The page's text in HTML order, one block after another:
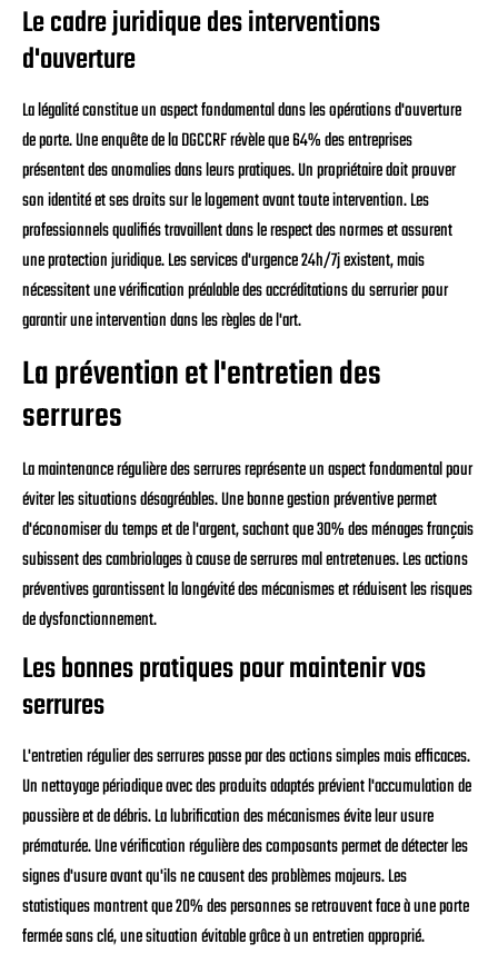
Le cadre juridique des interventions
d'ouverture
La légalité constitue un aspect fondamental dans les opérations d'ouverture
de porte. Une enquête de la DGCCRF révèle que 64% des entreprises
présentent des anomalies dans leurs pratiques. Un propriétaire doit prouver
son identité et ses droits sur le logement avant toute intervention. Les
professionnels qualifiés travaillent dans le respect des normes et assurent
une protection juridique. Les services d'urgence 24h/7j existent, mais
nécessitent une vérification préalable des accréditations du serrurier pour
garantir une intervention dans les règles de l'art.
La prévention et l'entretien des
serrures
La maintenance régulière des serrures représente un aspect fondamental pour
éviter les situations désagréables. Une bonne gestion préventive permet
d'économiser du temps et de l'argent, sachant que 30% des ménages français
subissent des cambriolages à cause de serrures mal entretenues. Les actions
préventives garantissent la longévité des mécanismes et réduisent les risques
de dysfonctionnement.
Les bonnes pratiques pour maintenir vos
serrures
L'entretien régulier des serrures passe par des actions simples mais efficaces.
Un nettoyage périodique avec des produits adaptés prévient l'accumulation de
poussière et de débris. La lubrification des mécanismes évite leur usure
prématurée. Une vérification régulière des composants permet de détecter les
signes d'usure avant qu'ils ne causent des problèmes majeurs. Les
statistiques montrent que 20% des personnes se retrouvent face à une porte
fermée sans clé, une situation évitable grâce à un entretien approprié.